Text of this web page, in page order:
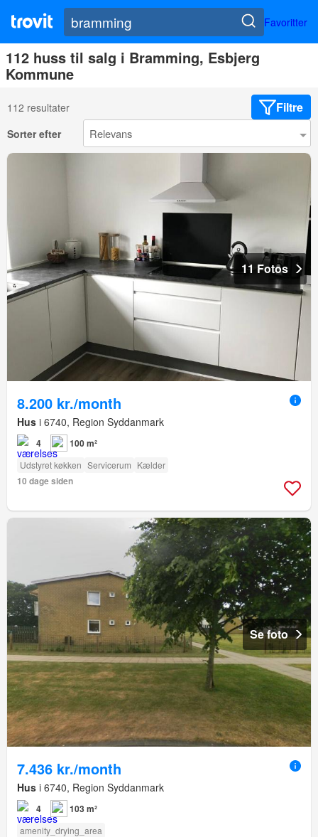
Favoritter
112 huss til salg i Bramming, Esbjerg
Kommune
112 resultater Filtre
Sorter efter
11 Fotos
8.200 kr./month
Hus i 6740, Region Syddanmark
4 100 m²
Udstyret køkken Servicerum Kælder
10 dage siden
Se foto
7.436 kr./month
Hus i 6740, Region Syddanmark
4 103 m²
amenity_drying_area